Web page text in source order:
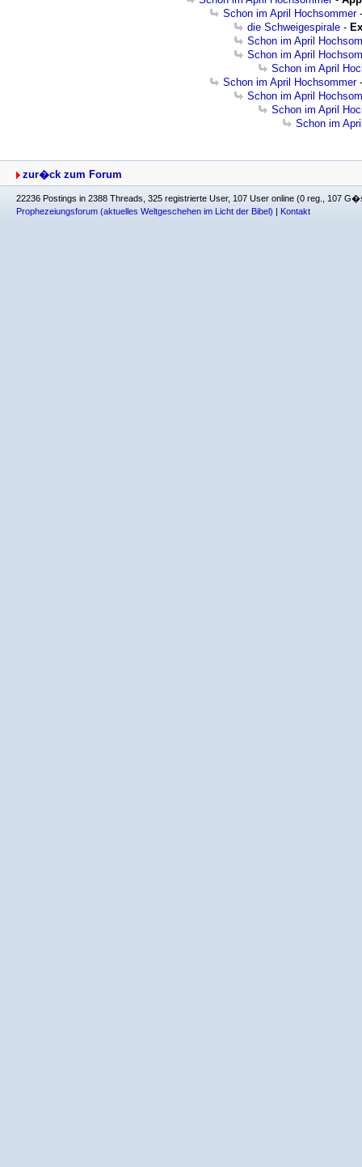
Schon im April Hochsommer
die Schweigespirale -
Schon im April
Schon im April
Schon im April
Schon im April Hochsommer
Schon im April
Schon im April
Schon im
zur�ck zum Forum
22236 Postings in 2388 Threads, 325 registrierte User, 107 User online (0 reg., 107
Prophezeiungsforum (aktuelles Weltgeschehen im Licht der Bibel) | Kontakt